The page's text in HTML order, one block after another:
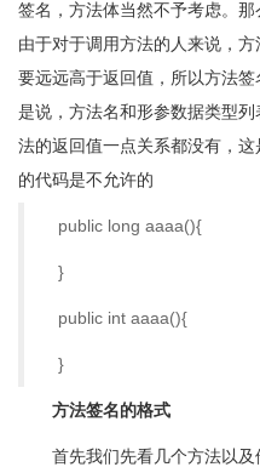
签名，方法体当然不予考虑。
由于对于调用方法的人来说，
要远远高于返回值，所以方法
是说，方法名和形参数据类型
法的返回值一点关系都没有，
的代码是不允许的
public long aaaa(){
}
public int aaaa(){
}
方法签名的格式
首先我们先看几个方法以及